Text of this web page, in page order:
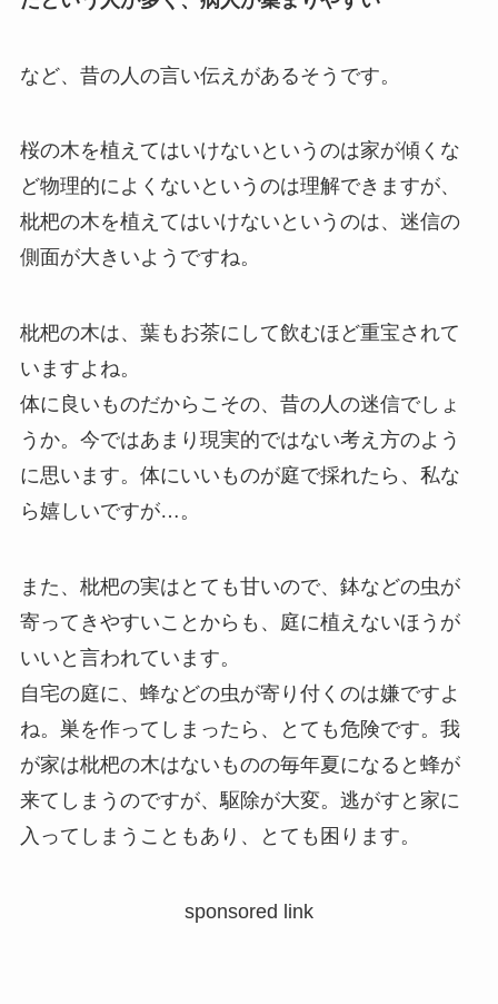
など、昔の人の言い伝えがあるそうです。
桜の木を植えてはいけないというのは家が傾くな
ど物理的によくないというのは理解できますが、
枇杷の木を植えてはいけないというのは、迷信の
側面が大きいようですね。
枇杷の木は、葉もお茶にして飲むほど重宝されて
いますよね。
体に良いものだからこその、昔の人の迷信でしょ
うか。今ではあまり現実的ではない考え方のよう
に思います。体にいいものが庭で採れたら、私な
ら嬉しいですが…。
また、枇杷の実はとても甘いので、鉢などの虫が
寄ってきやすいことからも、庭に植えないほうが
いいと言われています。
自宅の庭に、蜂などの虫が寄り付くのは嫌ですよ
ね。巣を作ってしまったら、とても危険です。我
が家は枇杷の木はないものの毎年夏になると蜂が
来てしまうのですが、駆除が大変。逃がすと家に
入ってしまうこともあり、とても困ります。
sponsored link